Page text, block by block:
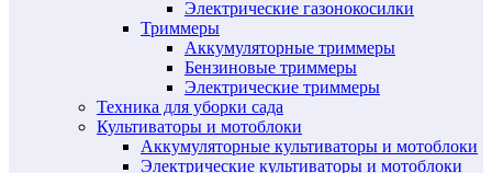
Электрические газонокосилки
Триммеры
Аккумуляторные триммеры
Бензиновые триммеры
Электрические триммеры
Техника для уборки сада
Культиваторы и мотоблоки
Аккумуляторные культиваторы и мотоблоки
Электрические культиваторы и мотоблоки